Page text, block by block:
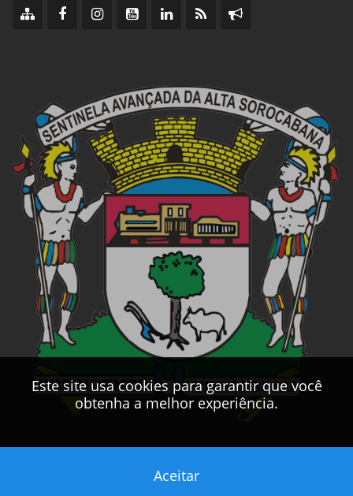
Este site usa cookies para garantir que você
obtenha a melhor experiência.
Aceitar